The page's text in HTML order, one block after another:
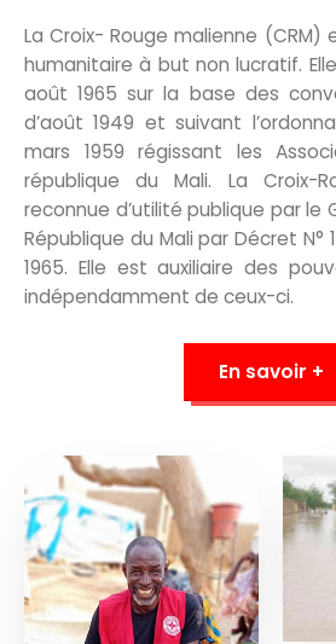
La Croix- Rouge malienne (CRM)
humanitaire à but non lucratif.
août 1965 sur la base des
d’août 1949 et suivant
mars 1959 régissant les
république du Mali. La Croix-
reconnue d’utilité publique par le
République du Mali par Décret N°
1965. Elle est auxiliaire des
indépendamment de ceux-ci.
En savoir +